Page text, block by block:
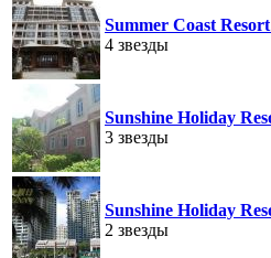
Summer Coast
4 звезды
Sunshine Holiday
3 звезды
Sunshine Holiday
2 звезды